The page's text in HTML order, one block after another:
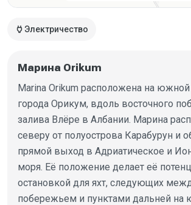
power Электричество
Марина Orikum
Marina Orikum расположена на
города Орикум, вдоль восточного
залива Влёре в Албании. Марина
северу от полуострова Карабурун и
прямой выход в Адриатическое и
моря. Её положение делает её
остановкой для яхт, следующих
побережьем и пунктами дальней на